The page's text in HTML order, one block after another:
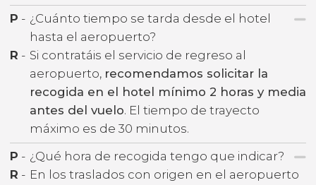
P - ¿Cuánto tiempo se tarda desde el hotel
hasta el aeropuerto?
R - Si contratáis el servicio de regreso al
aeropuerto, recomendamos solicitar la
recogida en el hotel mínimo 2 horas y media
antes del vuelo. El tiempo de trayecto
máximo es de 30 minutos.
P - ¿Qué hora de recogida tengo que indicar?
R - En los traslados con origen en el aeropuerto